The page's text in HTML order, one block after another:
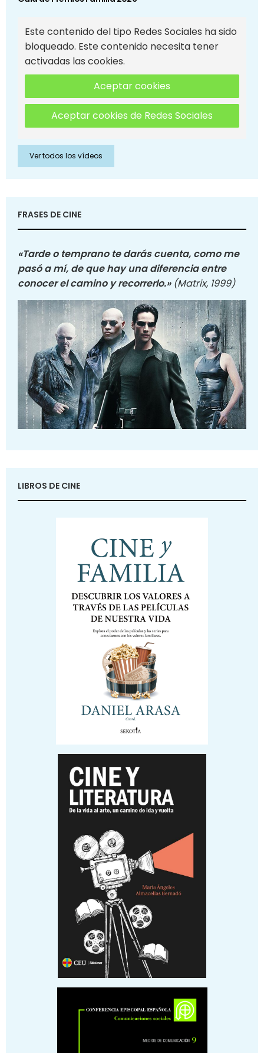
Este contenido del tipo Redes Sociales ha sido
bloqueado. Este contenido necesita tener
activadas las cookies.
Aceptar cookies
Aceptar cookies de Redes Sociales
Ver todos los vídeos
FRASES DE CINE
«Tarde o temprano te darás cuenta, como me
pasó a mí, de que hay una diferencia entre
conocer el camino y recorrerlo.» (Matrix, 1999)
LIBROS DE CINE